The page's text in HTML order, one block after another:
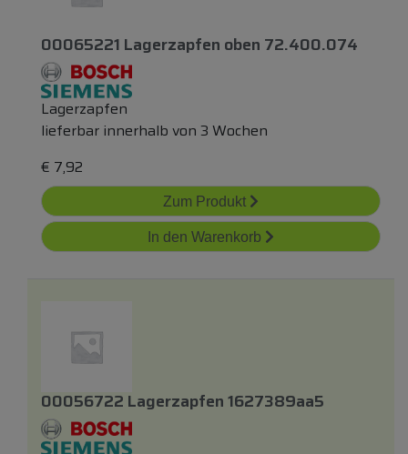
00065221 Lagerzapfen oben 72.400.074
Lagerzapfen
lieferbar innerhalb von 3 Wochen
€ 7,92
Zum Produkt
In den Warenkorb
00056722 Lagerzapfen 1627389aa5